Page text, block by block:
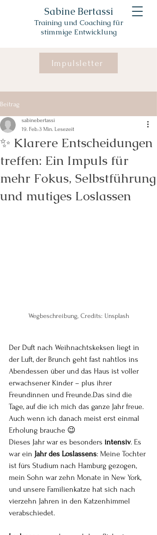
Sabine Bertassi
Training und Coaching für
stimmige Entwicklung
Impulsletter
Beitrag
✨ Klarere Entscheidungen
treffen: Ein Impuls für
mehr Fokus, Selbstführung
und mutiges Loslassen
sabinebertassi
19. Feb.3 Min. Lesezeit
Wegbeschreibung, Credits: Unsplash
Der Duft nach Weihnachtskeksen liegt in
der Luft, der Brunch geht fast nahtlos ins
Abendessen über und das Haus ist voller
erwachsener Kinder – plus ihrer
Freundinnen und Freunde.Das sind die
Tage, auf die ich mich das ganze Jahr freue.
Auch wenn ich danach meist erst einmal
Erholung brauche 😉
Dieses Jahr war es besonders intensiv. Es
war ein Jahr des Loslassens: Meine Tochter
ist fürs Studium nach Hamburg gezogen,
mein Sohn war zehn Monate in New York,
und unsere Familienkatze hat sich nach
vierzehn Jahren in den Katzenhimmel
verabschiedet.